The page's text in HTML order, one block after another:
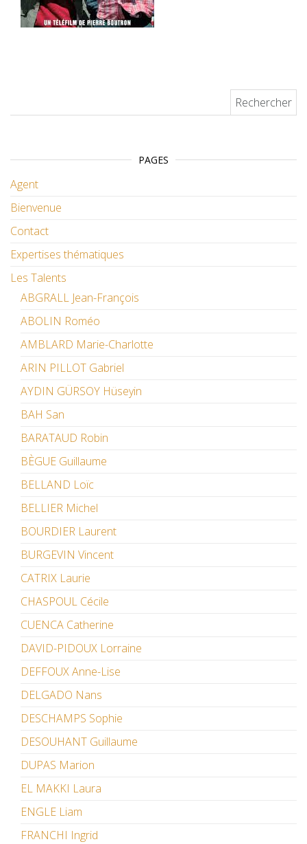
PAGES
Agent
Bienvenue
Contact
Expertises thématiques
Les Talents
ABGRALL Jean-François
ABOLIN Roméo
AMBLARD Marie-Charlotte
ARIN PILLOT Gabriel
AYDIN GÜRSOY Hüseyin
BAH San
BARATAUD Robin
BÈGUE Guillaume
BELLAND Loïc
BELLIER Michel
BOURDIER Laurent
BURGEVIN Vincent
CATRIX Laurie
CHASPOUL Cécile
CUENCA Catherine
DAVID-PIDOUX Lorraine
DEFFOUX Anne-Lise
DELGADO Nans
DESCHAMPS Sophie
DESOUHANT Guillaume
DUPAS Marion
EL MAKKI Laura
ENGLE Liam
FRANCHI Ingrid